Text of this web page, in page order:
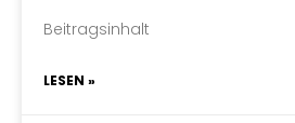
Beitragsinhalt
LESEN »